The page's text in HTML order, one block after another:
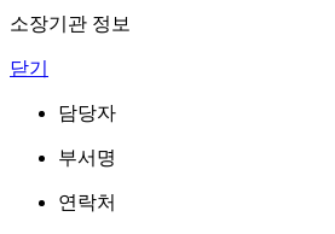
소장기관 정보
닫기
담당자
부서명
연락처